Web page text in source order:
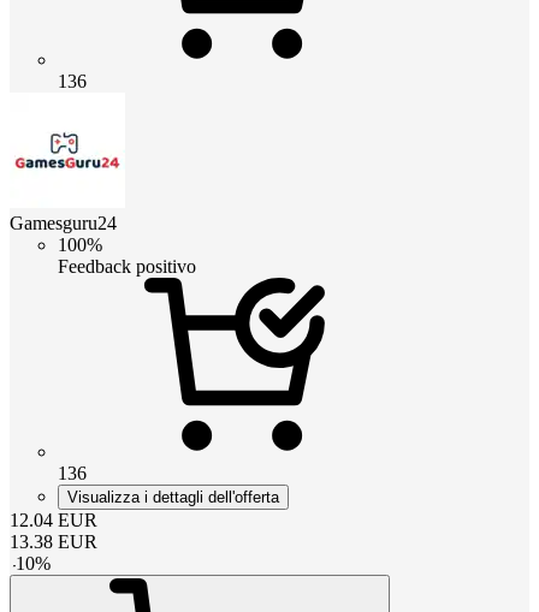
136
Gamesguru24
100%
Feedback positivo
136
Visualizza i dettagli dell'offerta
12.04 EUR
13.38 EUR
-10%